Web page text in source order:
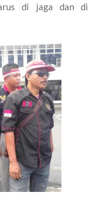
di jaga dan di